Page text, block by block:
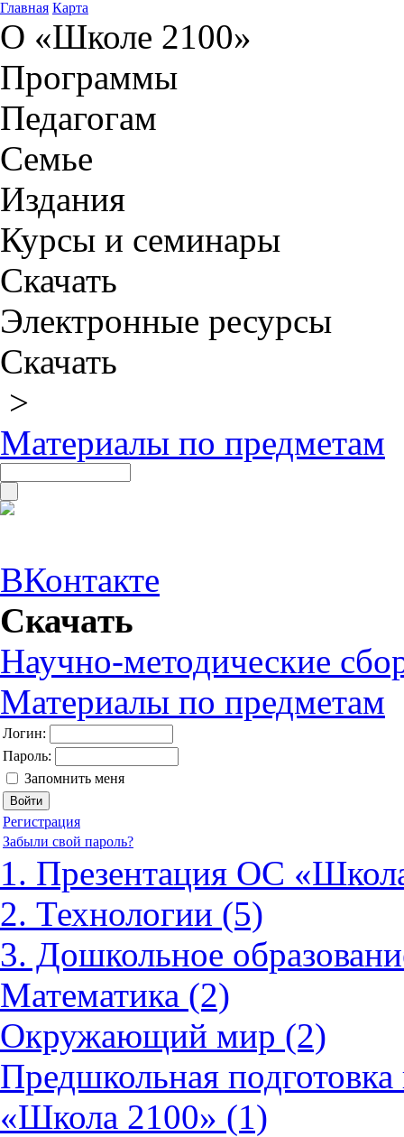
Главная Карта
О «Школе 2100»
Программы
Педагогам
Семье
Издания
Курсы и семинары
Скачать
Электронные ресурсы
Скачать
>
Материалы по предметам
ВКонтакте
Скачать
Научно-методические
Материалы по предметам
Логин:
Пароль:
Запомнить меня
Регистрация
Забыли свой пароль?
1. Презентация ОС
2. Технологии (5)
3. Дошкольное
Математика (2)
Окружающий мир (2)
Предшкольная
«Школа 2100» (1)